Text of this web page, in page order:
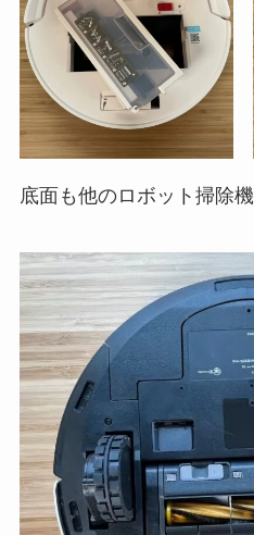
底面も他のロボット掃除